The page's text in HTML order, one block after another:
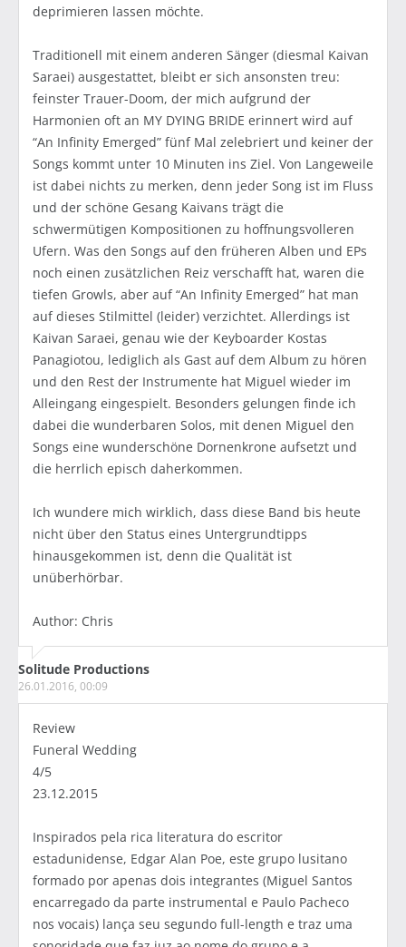
deprimieren lassen möchte.
Traditionell mit einem anderen Sänger (diesmal Kaivan
Saraei) ausgestattet, bleibt er sich ansonsten treu:
feinster Trauer-Doom, der mich aufgrund der
Harmonien oft an MY DYING BRIDE erinnert wird auf
“An Infinity Emerged” fünf Mal zelebriert und keiner der
Songs kommt unter 10 Minuten ins Ziel. Von Langeweile
ist dabei nichts zu merken, denn jeder Song ist im Fluss
und der schöne Gesang Kaivans trägt die
schwermütigen Kompositionen zu hoffnungsvolleren
Ufern. Was den Songs auf den früheren Alben und EPs
noch einen zusätzlichen Reiz verschafft hat, waren die
tiefen Growls, aber auf “An Infinity Emerged” hat man
auf dieses Stilmittel (leider) verzichtet. Allerdings ist
Kaivan Saraei, genau wie der Keyboarder Kostas
Panagiotou, lediglich als Gast auf dem Album zu hören
und den Rest der Instrumente hat Miguel wieder im
Alleingang eingespielt. Besonders gelungen finde ich
dabei die wunderbaren Solos, mit denen Miguel den
Songs eine wunderschöne Dornenkrone aufsetzt und
die herrlich episch daherkommen.
Ich wundere mich wirklich, dass diese Band bis heute
nicht über den Status eines Untergrundtipps
hinausgekommen ist, denn die Qualität ist
unüberhörbar.
Author: Chris
Solitude Productions
26.01.2016, 00:09
Review
Funeral Wedding
4/5
23.12.2015
Inspirados pela rica literatura do escritor
estadunidense, Edgar Alan Poe, este grupo lusitano
formado por apenas dois integrantes (Miguel Santos
encarregado da parte instrumental e Paulo Pacheco
nos vocais) lança seu segundo full-length e traz uma